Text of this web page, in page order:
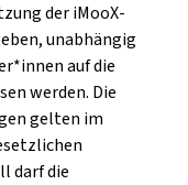
der iMooX-
unabhängig
auf die
werden. Die
gelten im
darf die